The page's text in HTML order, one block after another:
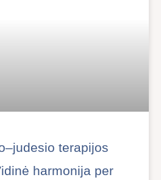
terapijos
harmonija per